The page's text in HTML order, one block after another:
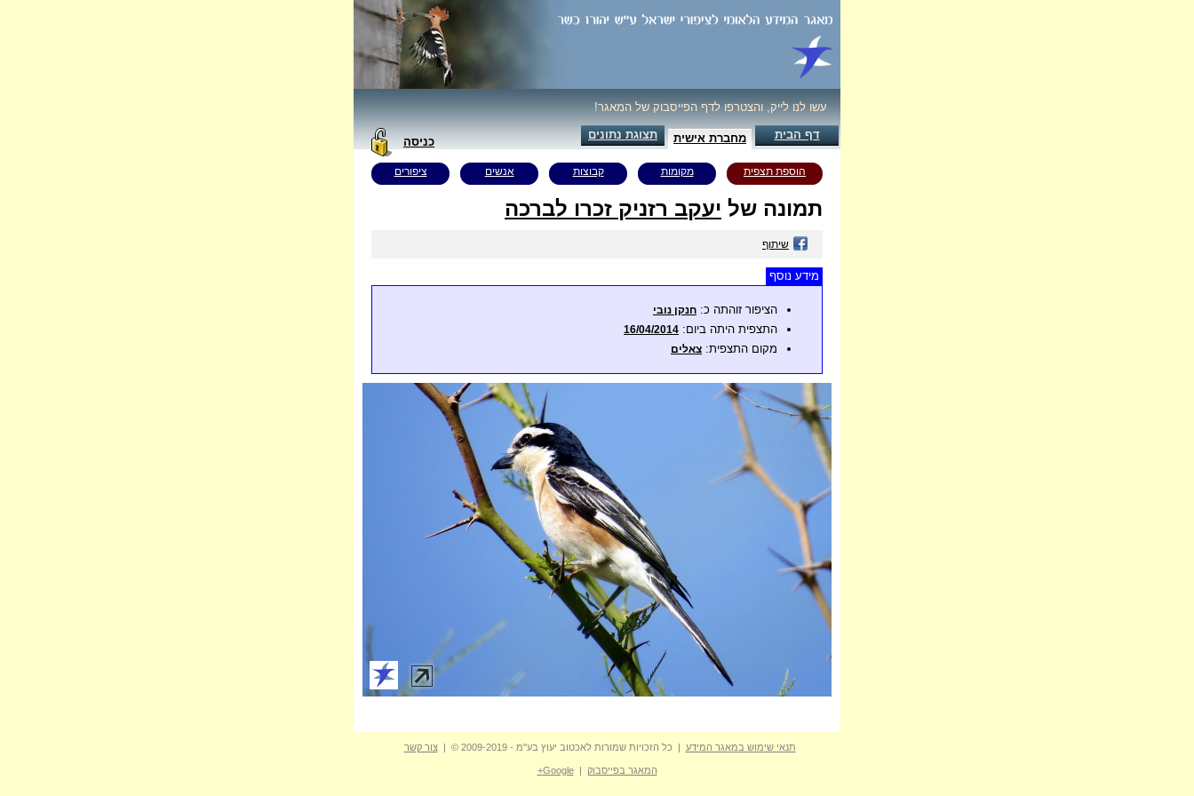
עשו לנו לייק, והצטרפו לדף הפייסבוק של המאגר!
דף הבית מחברת אישית תצוגת נתונים
כניסה
הוספת תצפית מקומות קבוצות אנשים ציפורים
תמונה של יעקב רזניק זכרו לברכה
שיתוף
מידע נוסף
הציפור זוהתה כ: חנקן נובי
התצפית היתה ביום: 16/04/2014
מקום התצפית: צאלים
תנאי שימוש במאגר המידע | כל הזכויות שמורות לאכטוב יעוץ בע"מ - 2009-2019 © | צור קשר
המאגר בפייסבוק |
Google+